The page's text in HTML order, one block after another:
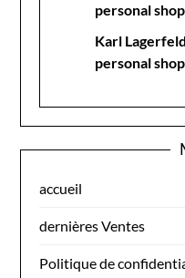
personal
Karl
personal
accueil
dernières Ventes
Politique de